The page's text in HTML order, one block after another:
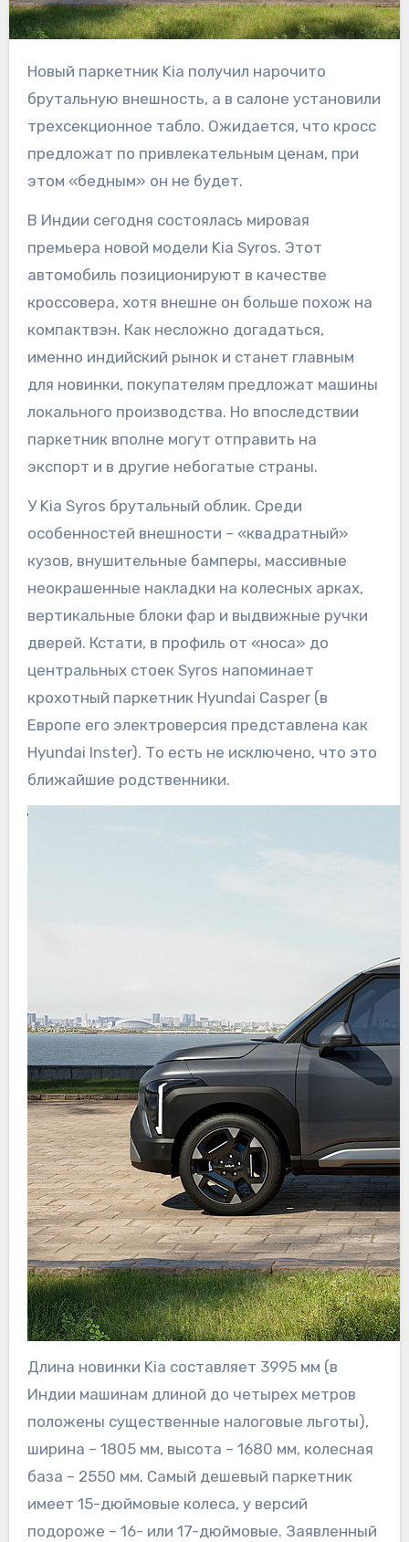
Новый паркетник Kia получил нарочито
брутальную внешность, а в салоне установили
трехсекционное табло. Ожидается, что кросс
предложат по привлекательным ценам, при
этом «бедным» он не будет.
В Индии сегодня состоялась мировая
премьера новой модели Kia Syros. Этот
автомобиль позиционируют в качестве
кроссовера, хотя внешне он больше похож на
компактвэн. Как несложно догадаться,
именно индийский рынок и станет главным
для новинки, покупателям предложат машины
локального производства. Но впоследствии
паркетник вполне могут отправить на
экспорт и в другие небогатые страны.
У Kia Syros брутальный облик. Среди
особенностей внешности – «квадратный»
кузов, внушительные бамперы, массивные
неокрашенные накладки на колесных арках,
вертикальные блоки фар и выдвижные ручки
дверей. Кстати, в профиль от «носа» до
центральных стоек Syros напоминает
крохотный паркетник Hyundai Casper (в
Европе его электроверсия представлена как
Hyundai Inster). То есть не исключено, что это
ближайшие родственники.
Длина новинки Kia составляет 3995 мм (в
Индии машинам длиной до четырех метров
положены существенные налоговые льготы),
ширина – 1805 мм, высота – 1680 мм, колесная
база – 2550 мм. Самый дешевый паркетник
имеет 15-дюймовые колеса, у версий
подороже – 16- или 17-дюймовые. Заявленный